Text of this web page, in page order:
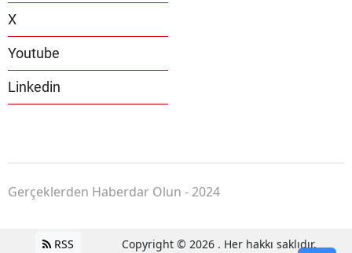
X
Youtube
Linkedin
Gerçeklerden Haberdar Olun - 2024
RSS Copyright © 2026 . Her hakkı saklıdır.